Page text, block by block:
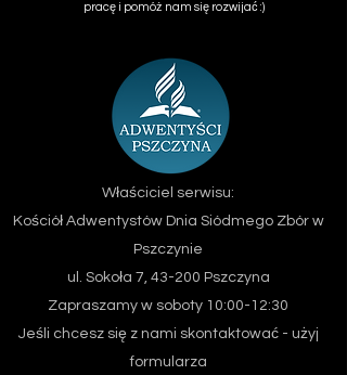
pracę i pomóż nam się rozwijać :)
Właściciel serwisu:
Kościół Adwentystów Dnia Siódmego Zbór w
Pszczynie
ul. Sokoła 7, 43-200 Pszczyna
Zapraszamy w soboty 10:00-12:30
Jeśli chcesz się z nami skontaktować - użyj
formularza